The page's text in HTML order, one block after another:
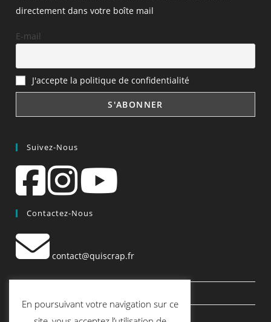
directement dans votre boîte mail
E-mail
J'accepte la politique de confidentialité
Suivez-Nous
Contactez-Nous
contact@quiscrap.fr
Le Blog
En poursuivant votre navigation sur ce